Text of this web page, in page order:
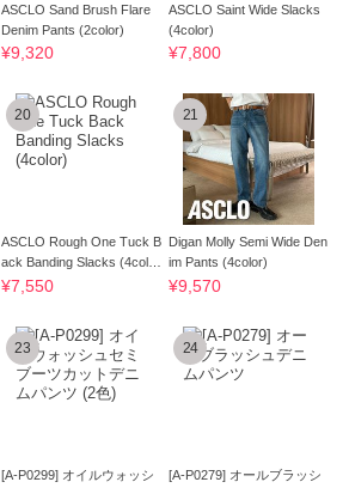
ASCLO Sand Brush Flare
Denim Pants (2color)
¥9,320
ASCLO Saint Wide Slacks
(4color)
¥7,800
20
ASCLO Rough One Tuck B
ack Banding Slacks (4colo
r)
¥7,550
21
Digan Molly Semi Wide Den
im Pants (4color)
¥9,570
23
[A-P0299] オイルウォッシ
24
[A-P0279] オールブラッシ